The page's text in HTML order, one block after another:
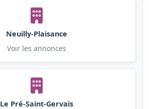
Neuilly-Plaisance
Voir les annonces
Le Pré-Saint-Gervais